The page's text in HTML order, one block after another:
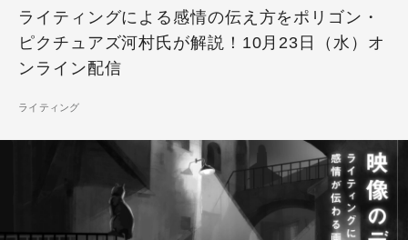
ライティングによる感情の伝え方をポリゴン・
ピクチュアズ河村氏が解説！10月23日（水）オ
ンライン配信
ライティング